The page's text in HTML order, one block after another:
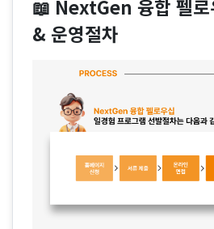
📖 NextGen 융합 펠로
& 운영절차